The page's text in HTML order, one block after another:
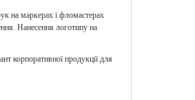
на маркерах і фломастерах
Нанесення логотипу на
корпоративної продукції для